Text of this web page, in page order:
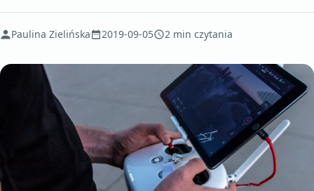
Paulina Zielińska 2019-09-05 2 min czytania